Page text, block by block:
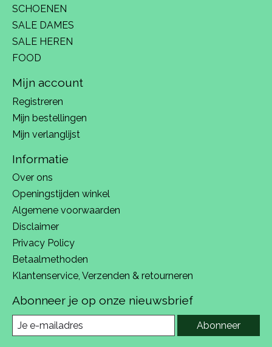
SCHOENEN
SALE DAMES
SALE HEREN
FOOD
Mijn account
Registreren
Mijn bestellingen
Mijn verlanglijst
Informatie
Over ons
Openingstijden winkel
Algemene voorwaarden
Disclaimer
Privacy Policy
Betaalmethoden
Klantenservice, Verzenden & retourneren
Abonneer je op onze nieuwsbrief
Abonneer